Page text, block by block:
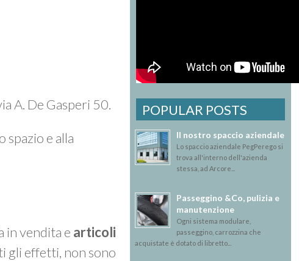
A. De Gasperi 50.
spazio e alla
in vendita e articoli
gli effetti, non sono
POPULAR POSTS
Il nostro spaccio aziendale
Lo spaccio aziendale PegPerego si
trova all'interno dell'azienda
stessa, ad Arcore...
Passeggino &Co, pulizia e
manutenzione
Ogni sistema modulare,
passeggino, carrozzina che
acquistate è dotato di libretto...